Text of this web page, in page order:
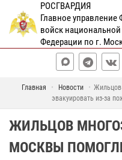
РОСГВАРДИЯ
Главное
войск
Федерации по г.
Главная Новости
Жильцов
эвакуировать из-за
ЖИЛЬЦОВ
МОСКВЫ